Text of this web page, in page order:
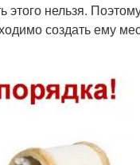
этого нельзя.
создать ему